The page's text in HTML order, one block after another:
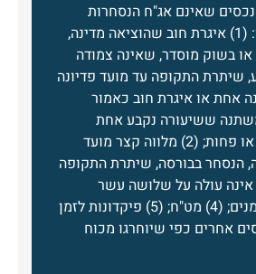
שאינם אג"ח הנסחרות
בארץ" לא ייכללו: (1) איגרת חוב שהוציאה מדינה,
בשוק מוסדר, שאינה צמודה
התקופה עד מועד פדיונה
אחת או איגרת חוב כאמור
ששיעורה נקבע אחת
לשישה חודשים או פחות; (2) מלווה קצר מועד
הנסחר בבורסה, שיתרת התקופה
אינה עולה על שלושה עשר
חודשים; (3) מזומנים; (4) מט"ח; (5) פיקדונות לזמן
(6) נכסים אחרים כפי שיוחרגו מכוח